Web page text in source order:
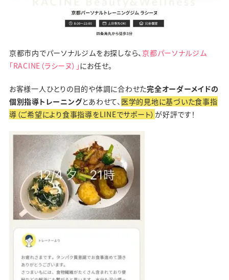
京都市内でパーソナルジムをお探しなら、 京都パーソナルジム
「RACINE（ラシーヌ）」にお任せ。
お客様一人ひとりの目的や体調に合わせた完全オーダーメイドの
個別指導トレーニングとあわせて、 医学的見地に基づいた食事指
導（ご希望により食事指導をLINEでサポート） が好評です！